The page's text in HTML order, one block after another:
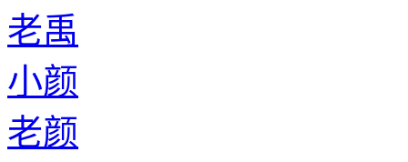
老禹
小颜
老颜